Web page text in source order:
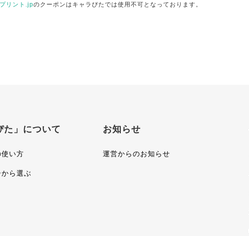
リント.jpのクーポンはキャラぴたでは使用不可となっております。
た」について
い方
ら選ぶ
お知らせ
運営からのお知らせ